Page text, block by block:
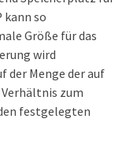
kann so
Größe für das
wird
der Menge der auf
zum
festgelegten